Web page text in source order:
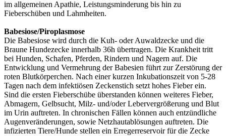
im allgemeinen Apathie, Leistungsminderung bis hin zu
Fieberschüben und Lahmheiten.
Babesiose/Piroplasmose
Die Babesiose wird durch die Kuh- oder Auwaldzecke und die
Braune Hundezecke innerhalb 36h übertragen. Die Krankheit tritt
bei Hunden, Schafen, Pferden, Rindern und Nagern auf. Die
Entwicklung und Vermehrung der Babesien führt zur Zerstörung der
roten Blutkörperchen. Nach einer kurzen Inkubationszeit von 5-28
Tagen nach dem infektiösen Zeckenstich setzt hohes Fieber ein.
Sind die ersten Fieberschübe überstanden können weiteres Fieber,
Abmagern, Gelbsucht, Milz- und/oder Lebervergrößerung und Blut
im Urin auftreten. In chronischen Fällen können auch entzündliche
Augenveränderungen, sowie Netzhautablösungen auftreten. Die
infizierten Tiere/Hunde stellen ein Erregerreservoir für die Zecke